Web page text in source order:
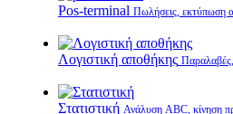
Pos-terminal Πωλήσεις, εκτύπωση
Λογιστική αποθήκης
Στατιστική Ανάλυση ABC, κίνηση